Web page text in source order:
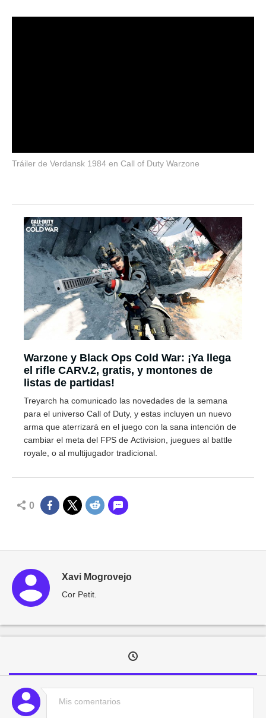
Tráiler de Verdansk 1984 en Call of Duty Warzone
Warzone y Black Ops Cold War: ¡Ya llega
el rifle CARV.2, gratis, y montones de
listas de partidas!
Treyarch ha comunicado las novedades de la semana
para el universo Call of Duty, y estas incluyen un nuevo
arma que aterrizará en el juego con la sana intención de
cambiar el meta del FPS de Activision, juegues al battle
royale, o al multijugador tradicional.
0
Xavi Mogrovejo
Cor Petit.